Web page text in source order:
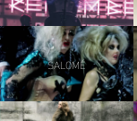
SALOMÉ